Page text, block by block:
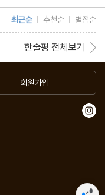
맥줏집
최근순 추천순 별점순
한줄평 전체보기
회원가입